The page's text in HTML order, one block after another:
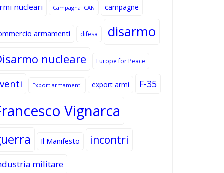
nucleari Campagna ICAN campagne
armamenti difesa disarmo
nucleare Europe for Peace
Export armamenti export armi F-35
Vignarca
Il Manifesto incontri
militare